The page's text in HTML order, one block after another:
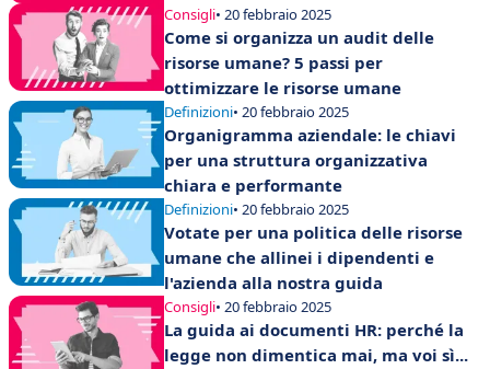
Consigli• 20 febbraio 2025
Come si organizza un audit delle
risorse umane? 5 passi per
ottimizzare le risorse umane
Definizioni• 20 febbraio 2025
Organigramma aziendale: le chiavi
per una struttura organizzativa
chiara e performante
Definizioni• 20 febbraio 2025
Votate per una politica delle risorse
umane che allinei i dipendenti e
l'azienda alla nostra guida
Consigli• 20 febbraio 2025
La guida ai documenti HR: perché la
legge non dimentica mai, ma voi sì...